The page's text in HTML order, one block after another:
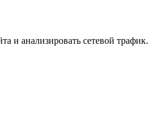
и анализировать сетевой трафик.